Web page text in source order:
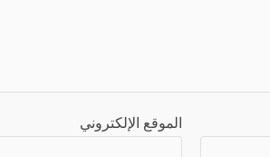
الموقع الإلكتروني